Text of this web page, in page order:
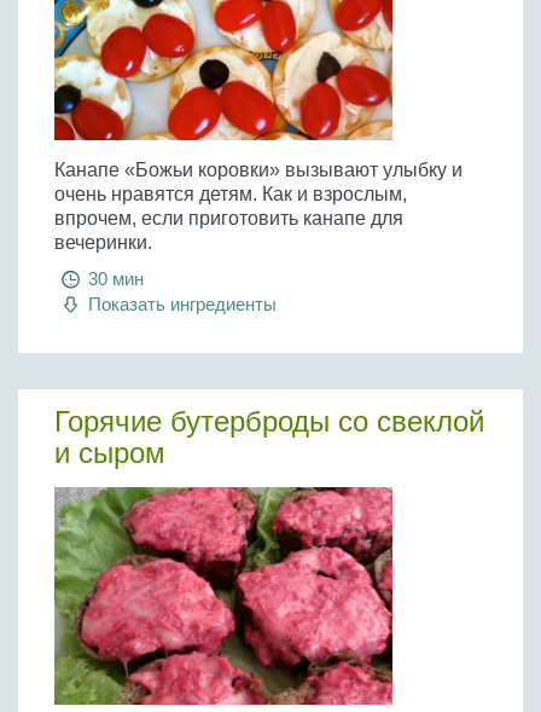
Канапе «Божьи коровки» вызывают улыбку и
очень нравятся детям. Как и взрослым,
впрочем, если приготовить канапе для
вечеринки.
30 мин
Показать ингредиенты
Горячие бутерброды со свеклой
и сыром